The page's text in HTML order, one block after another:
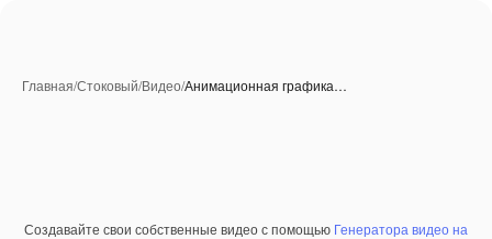
Главная/Стоковый/Видео/Анимационная графика…
Создавайте свои собственные видео с помощью Генератора видео на